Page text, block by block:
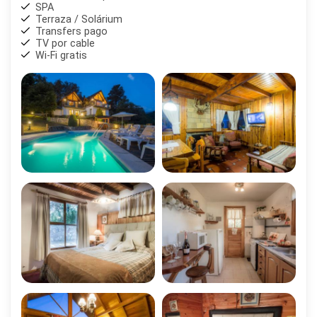
SPA
Terraza / Solárium
Transfers pago
TV por cable
Wi-Fi gratis